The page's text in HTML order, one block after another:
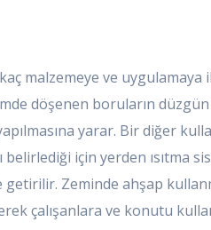
malzemeye ve
döşenen boruların düzgün
yarar. Bir diğer
belirlediği için yerden ısıtma
Zeminde ahşap
çalışanlara ve konutu